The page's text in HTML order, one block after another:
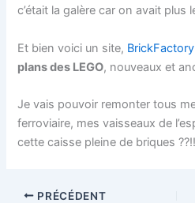
c’était la galère car on avait plus
Et bien voici un site, BrickFactory
plans des LEGO, nouveaux et
Je vais pouvoir remonter tous
ferroviaire, mes vaisseaux de
cette caisse pleine de briques ??!!
PRÉCÉDENT